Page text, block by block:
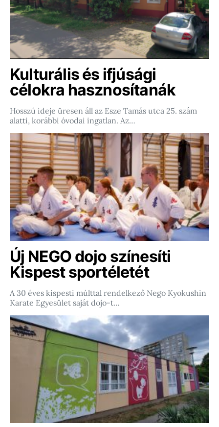
Kulturális és ifjúsági
célokra hasznosítanák
Hosszú ideje üresen áll az Esze Tamás utca 25. szám
alatti, korábbi óvodai ingatlan. Az…
Új NEGO dojo színesíti
Kispest sportéletét
A 30 éves kispesti múlttal rendelkező Nego Kyokushin
Karate Egyesület saját dojo-t…